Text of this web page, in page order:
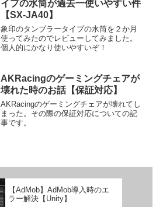
イプの水筒が過去一使いやすい件
【SX-JA40】
象印のタンブラータイプの水筒を２か月
使ってみたのでレビューしてみました。
個人的にかなり使いやすいぞ！
AKRacingのゲーミングチェアが
壊れた時のお話【保証対応】
AKRacingのゲーミングチェアが壊れてし
まった。その際の保証対応についての記
事です。
【AdMob】AdMob導入時のエ
ラー解決【Unity】